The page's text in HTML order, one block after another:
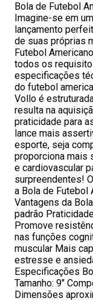
Bola de Futebol
Imagine-se em
lançamento
de suas próprias
Futebol
todos os
especificações
do futebol
Vollo é
resulta na
praticidade para
lance mais
esporte, seja
proporciona mais
e cardiovascular
surpreendentes!
a Bola de Futebol
Vantagens da
padrão
Promove
nas funções
muscular Mais
estresse e
Especificações
Tamanho: 9″
Dimensões